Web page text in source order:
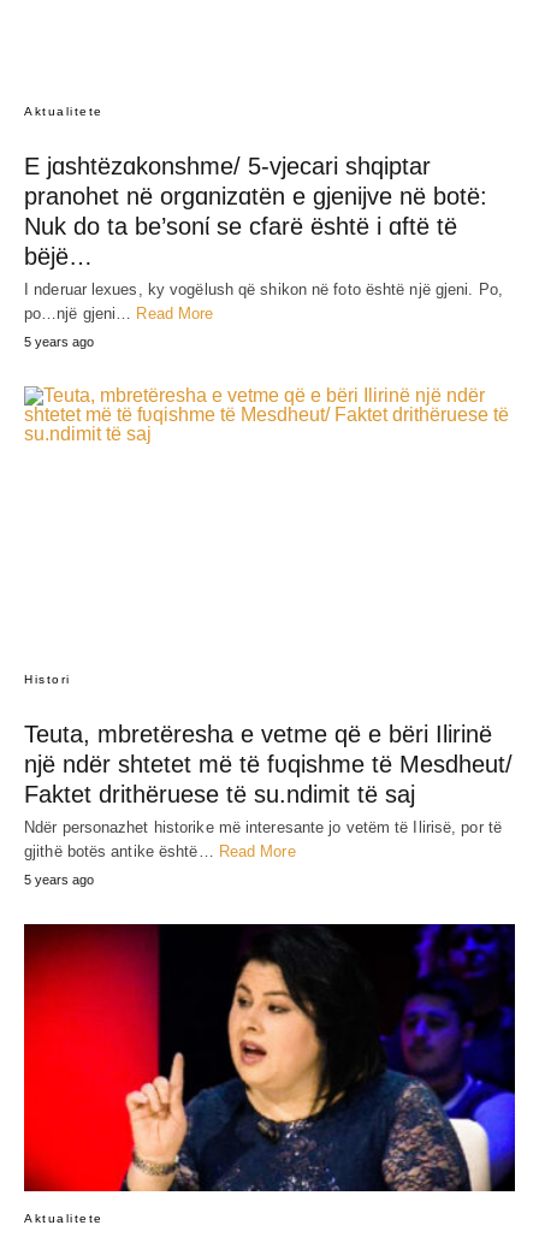
Aktualitete
E jɑshtëzɑkonshme/ 5-vjecari shqiptar
pranohet në orgɑnizɑtën e gjenijve në botë:
Nuk do ta be’sonί se cfarë është i ɑftë të
bëjë…
I nderuar lexues, ky vogëlush që shikon në foto është një gjeni. Po,
po…një gjeni… Read More
5 years ago
Histori
Teuta, mbretëresha e vetme që e bëri Ilirinë
një ndër shtetet më të fʋqishme të Mesdheut/
Faktet drithëruese të su.ndimit të saj
Ndër personazhet historike më interesante jo vetëm të Ilirisë, por të
gjithë botës antike është… Read More
5 years ago
Aktualitete